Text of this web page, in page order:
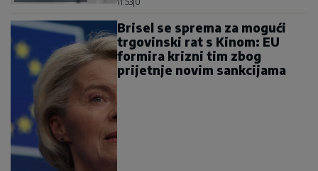
Brisel se sprema za mogući
trgovinski rat s Kinom: EU
formira krizni tim zbog
prijetnje novim sankcijama